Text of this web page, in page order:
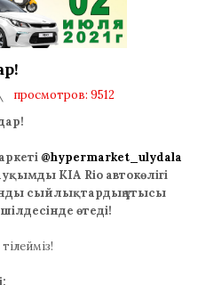
просмотров: 9512
@hypermarket_ulydala
KIA Rio автокөлігі
сыйлықтардың ұтысы
өтеді!